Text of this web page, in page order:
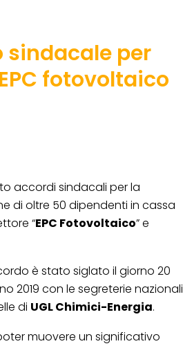
sindacale per
fotovoltaico
accordi sindacali per la
di oltre 50 dipendenti in cassa
“EPC Fotovoltaico” e
è stato siglato il giorno 20
2019 con le segreterie nazionali
di UGL Chimici-Energia.
muovere un significativo